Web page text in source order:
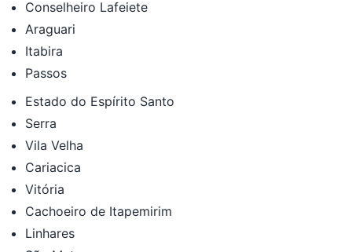
Conselheiro Lafeiete
Araguari
Itabira
Passos
Estado do Espírito Santo
Serra
Vila Velha
Cariacica
Vitória
Cachoeiro de Itapemirim
Linhares